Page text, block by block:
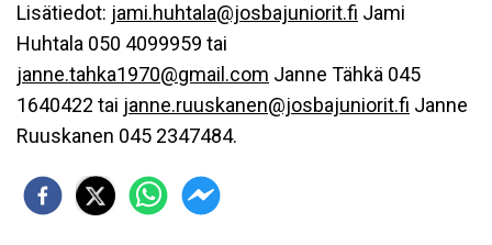
Lisätiedot: jami.huhtala@josbajuniorit.fi Jami
Huhtala 050 4099959 tai
janne.tahka1970@gmail.com Janne Tähkä 045
1640422 tai janne.ruuskanen@josbajuniorit.fi Janne
Ruuskanen 045 2347484.